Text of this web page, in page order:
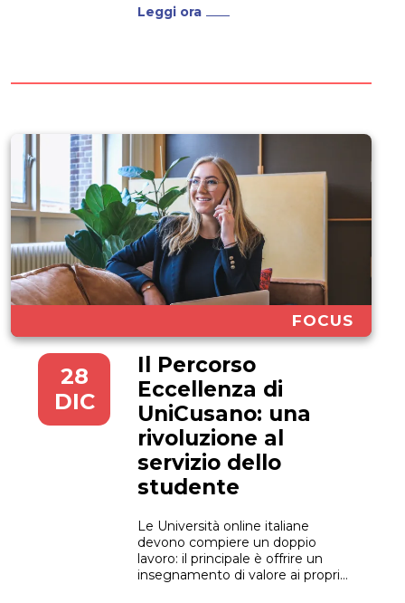
Posturologia può essere
Leggi ora
FOCUS
28
DIC
Il Percorso
Eccellenza di
UniCusano: una
rivoluzione al
servizio dello
studente
Le Università online italiane
devono compiere un doppio
lavoro: il principale è offrire un
insegnamento di valore ai propri